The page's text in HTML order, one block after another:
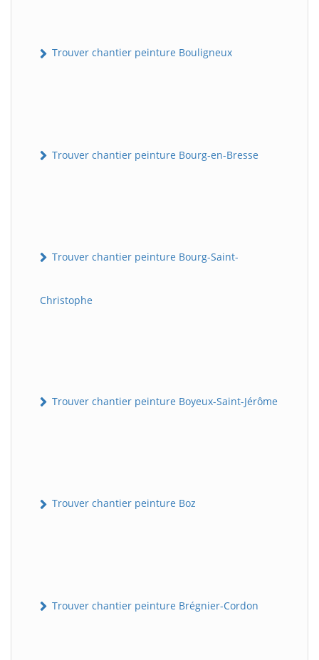
Trouver chantier peinture Bouligneux
Trouver chantier peinture Bourg-en-Bresse
Trouver chantier peinture Bourg-Saint-
Christophe
Trouver chantier peinture Boyeux-Saint-Jérôme
Trouver chantier peinture Boz
Trouver chantier peinture Brégnier-Cordon